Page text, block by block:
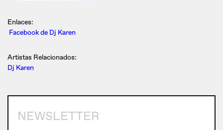
Enlaces:
Facebook de Dj Karen
Artistas Relacionados:
Dj Karen
NEWSLETTER